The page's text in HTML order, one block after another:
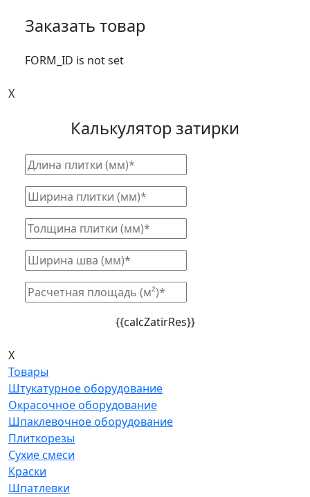
Заказать товар
FORM_ID is not set
X
Калькулятор затирки
{{calcZatirRes}}
X
Товары
Штукатурное оборудование
Окрасочное оборудование
Шпаклевочное оборудование
Плиткорезы
Сухие смеси
Краски
Шпатлевки